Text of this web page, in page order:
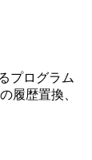
プログラム
履歴置換、